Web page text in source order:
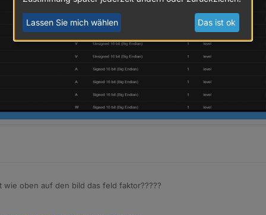
wie oben auf den bild das feld faktor?????
Lassen Sie mich wählen Das ist ok